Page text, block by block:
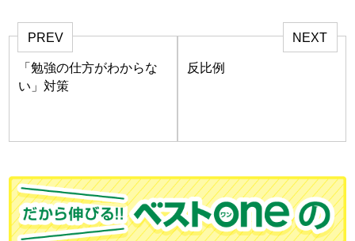
PREV
「勉強の仕方がわからな
い」対策
NEXT
反比例